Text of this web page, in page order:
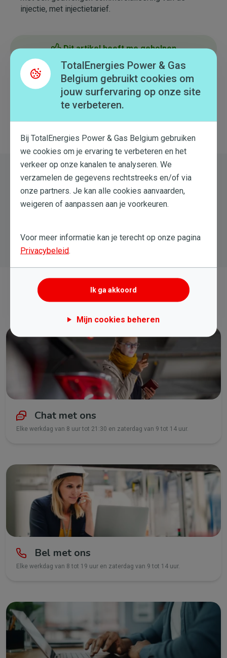
injectie, met injectietarief.
Dit artikel heeft me geholpen
Dit artikel heeft me niet geholpen
Terug naar overzicht
Nog steeds hulp nodig?
Probeer een nieuwe zoekopdracht
Neem contact met ons op
Chat met ons
Elke werkdag van 8 uur tot 21:30 en zaterdag van 9 tot 14 uur.
Bel met ons
Elke werkdag van 8 tot 19 uur en zaterdag van 9 tot 14 uur.
TotalEnergies Power & Gas
Belgium gebruikt cookies om
jouw surfervaring op onze site
te verbeteren.
Bij TotalEnergies Power & Gas Belgium gebruiken
we cookies om je ervaring te verbeteren en het
verkeer op onze kanalen te analyseren. We
verzamelen de gegevens rechtstreeks en/of via
onze partners. Je kan alle cookies aanvaarden,
weigeren of aanpassen aan je voorkeuren.
Voor meer informatie kan je terecht op onze pagina
Privacybeleid.
Ik ga akkoord
Mijn cookies beheren